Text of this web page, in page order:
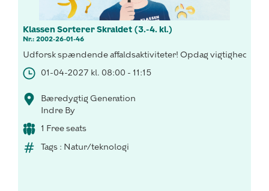
Klassen Sorterer Skraldet (3.-4. kl.)
Nr.: 2002-26-01-46
Udforsk spændende affaldsaktiviteter! Opdag vigtigheden
01-04-2027 kl. 08:00 - 11:15
Bæredygtig Generation
Indre By
1 Free seats
Tags : Natur/teknologi